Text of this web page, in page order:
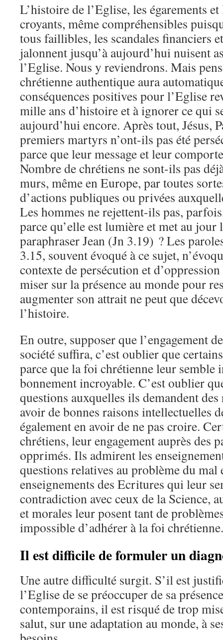
L’histoire de l’Eglise, les égarements
croyants, même compréhensibles
tous faillibles, les scandales financiers
jalonnent jusqu’à aujourd’hui nuisent
l’Eglise. Nous y reviendrons. Mais
chrétienne authentique aura
conséquences positives pour l’Eglise
mille ans d’histoire et à ignorer ce qui
aujourd’hui encore. Après tout, Jésus,
premiers martyrs n’ont-ils pas été
parce que leur message et leur
Nombre de chrétiens ne sont-ils pas
murs, même en Europe, par toutes
d’actions publiques ou privées
Les hommes ne rejettent-ils pas,
parce qu’elle est lumière et met au jour
paraphraser Jean (Jn 3.19) ? Les
3.15, souvent évoqué à ce sujet,
contexte de persécution et
miser sur la présence au monde pour
augmenter son attrait ne peut que
l’histoire.
En outre, supposer que l’engagement
société suffira, c’est oublier que
parce que la foi chrétienne leur semble
bonnement incroyable. C’est oublier
questions auxquelles ils demandent des
avoir de bonnes raisons intellectuelles
également en avoir de ne pas croire.
chrétiens, leur engagement auprès des
opprimés. Ils admirent les
questions relatives au problème du mal
enseignements des Ecritures qui leur
contradiction avec ceux de la Science,
et morales leur posent tant de
impossible d’adhérer à la foi
Il est difficile de formuler un
Une autre difficulté surgit. S’il est
l’Eglise de se préoccuper de sa
contemporains, il est risqué de trop
salut, sur une adaptation au monde, à